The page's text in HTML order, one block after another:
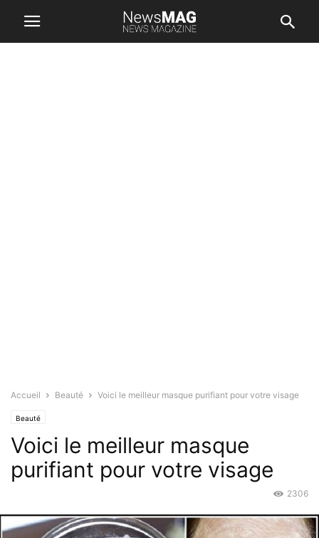
Accueil Beauté Voici le meilleur masque purifiant pour votre visage
Beauté
Voici le meilleur masque
purifiant pour votre visage
2306